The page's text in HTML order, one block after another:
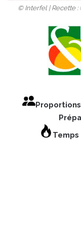
© Interfel | Recette :